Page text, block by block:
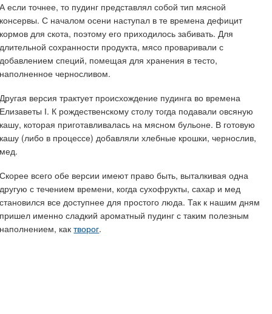
А если точнее, то пудинг представлял собой тип мясной
консервы. С началом осени наступал в те времена дефицит
кормов для скота, поэтому его приходилось забивать. Для
длительной сохранности продукта, мясо проваривали с
добавлением специй, помещая для хранения в тесто,
наполненное черносливом.
Другая версия трактует происхождение пудинга во времена
Елизаветы І. К рождественскому столу тогда подавали овсяную
кашу, которая приготавливалась на мясном бульоне. В готовую
кашу (либо в процессе) добавляли хлебные крошки, чернослив,
мед.
Скорее всего обе версии имеют право быть, выталкивая одна
другую с течением времени, когда сухофрукты, сахар и мед
становился все доступнее для простого люда. Так к нашим дням
пришел именно сладкий ароматный пудинг с таким полезным
наполнением, кактворог.